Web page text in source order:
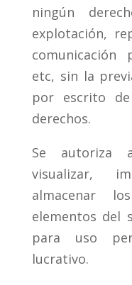
ningún
explotación,
comunicación
etc, sin la
por escrito
derechos.
Se autoriza
visualizar,
almacenar
elementos del
para uso
lucrativo.